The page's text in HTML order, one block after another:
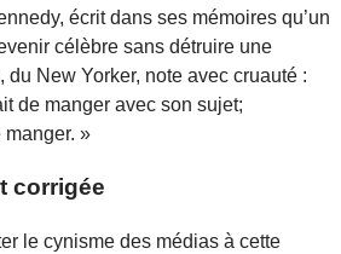
écrit dans ses mémoires qu’un
célèbre sans détruire une
du New Yorker, note avec cruauté :
de manger avec son sujet;
manger. »
corrigée
le cynisme des médias à cette